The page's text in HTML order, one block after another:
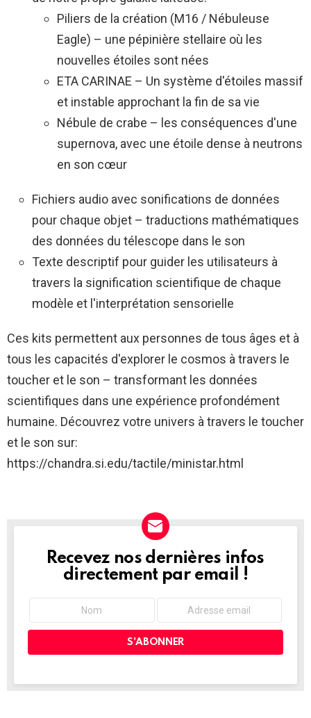
Piliers de la création (M16 / Nébuleuse
Eagle) – une pépinière stellaire où les
nouvelles étoiles sont nées
ETA CARINAE – Un système d'étoiles massif
et instable approchant la fin de sa vie
Nébule de crabe – les conséquences d'une
supernova, avec une étoile dense à neutrons
en son cœur
Fichiers audio avec sonifications de données
pour chaque objet – traductions mathématiques
des données du télescope dans le son
Texte descriptif pour guider les utilisateurs à
travers la signification scientifique de chaque
modèle et l'interprétation sensorielle
Ces kits permettent aux personnes de tous âges et à
tous les capacités d'explorer le cosmos à travers le
toucher et le son – transformant les données
scientifiques dans une expérience profondément
humaine. Découvrez votre univers à travers le toucher
et le son sur:
https://chandra.si.edu/tactile/ministar.html
NEWSLETTER
Recevez nos dernières infos
directement par email !